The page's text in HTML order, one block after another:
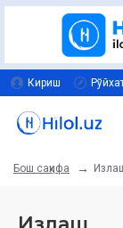
Кириш
Бош саҳифа